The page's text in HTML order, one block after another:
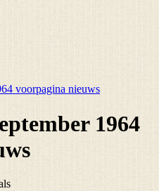
voorpagina nieuws
1964